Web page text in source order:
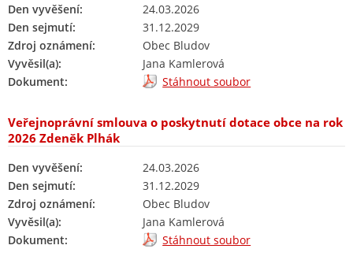
Den vyvěšení:
24.03.2026
Den sejmutí:
31.12.2029
Zdroj oznámení:
Obec Bludov
Vyvěsil(a):
Jana Kamlerová
Dokument:
Stáhnout soubor
Veřejnoprávní smlouva o poskytnutí dotace obce na rok
2026 Zdeněk Plhák
Den vyvěšení:
24.03.2026
Den sejmutí:
31.12.2029
Zdroj oznámení:
Obec Bludov
Vyvěsil(a):
Jana Kamlerová
Dokument:
Stáhnout soubor